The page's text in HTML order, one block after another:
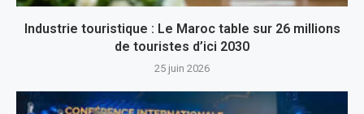
Industrie touristique : Le Maroc table sur 26 millions
de touristes d’ici 2030
25 juin 2026